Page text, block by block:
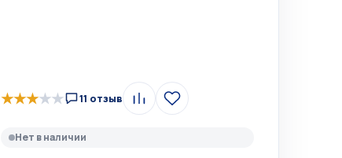
★★★★★ 11 отзыв Сравнить
В
избранное
Нет в наличии